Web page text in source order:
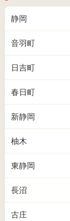
静岡
音羽町
日吉町
春日町
新静岡
柚木
東静岡
長沼
古庄